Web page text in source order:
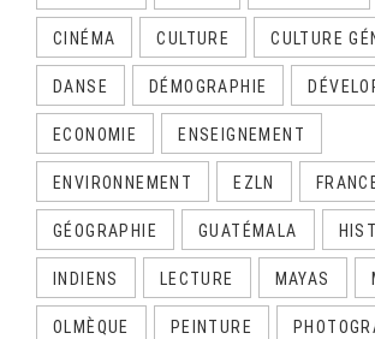
CINÉMA CULTURE CULTURE
DANSE DÉMOGRAPHIE
ECONOMIE ENSEIGNEMENT
ENVIRONNEMENT EZLN
GÉOGRAPHIE GUATÉMALA
INDIENS LECTURE MAYAS
OLMÈQUE PEINTURE